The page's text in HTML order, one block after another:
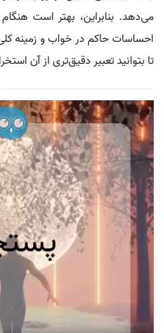
می‌دهد. بنابراین، بهتر است
احساسات حاکم در خواب و زمینه
تا بتوانید تعبیر دقیق‌تری از آن